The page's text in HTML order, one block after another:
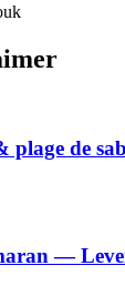
plage de
—